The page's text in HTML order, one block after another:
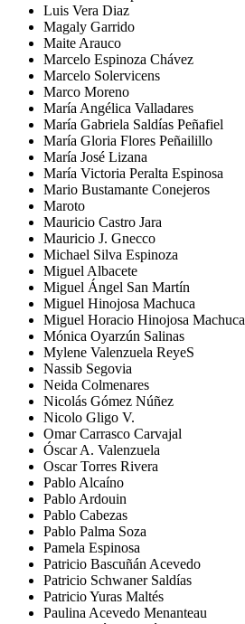
Luis Vera Diaz
Magaly Garrido
Maite Arauco
Marcelo Espinoza Chávez
Marcelo Solervicens
Marco Moreno
María Angélica Valladares
María Gabriela Saldías Peñafiel
María Gloria Flores Peñailillo
María José Lizana
María Victoria Peralta Espinosa
Mario Bustamante Conejeros
Maroto
Mauricio Castro Jara
Mauricio J. Gnecco
Michael Silva Espinoza
Miguel Albacete
Miguel Ángel San Martín
Miguel Hinojosa Machuca
Miguel Horacio Hinojosa Machuca
Mónica Oyarzún Salinas
Mylene Valenzuela ReyeS
Nassib Segovia
Neida Colmenares
Nicolás Gómez Núñez
Nicolo Gligo V.
Omar Carrasco Carvajal
Óscar A. Valenzuela
Oscar Torres Rivera
Pablo Alcaíno
Pablo Ardouin
Pablo Cabezas
Pablo Palma Soza
Pamela Espinosa
Patricio Bascuñán Acevedo
Patricio Schwaner Saldías
Patricio Yuras Maltés
Paulina Acevedo Menanteau